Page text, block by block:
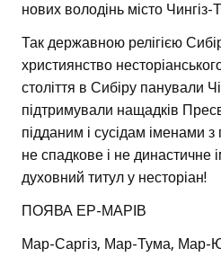
нових володінь місто Чингіз-
Так державною релігією
християнство
століття в Сибіру панували
підтримували нащадків
підданим і сусідам іменами
не спадкове і не династичне
духовний титул у несторіан!
ПОЯВА ЕР-МАРІВ
Мар-Саргіз, Мар-Тума, Мар-